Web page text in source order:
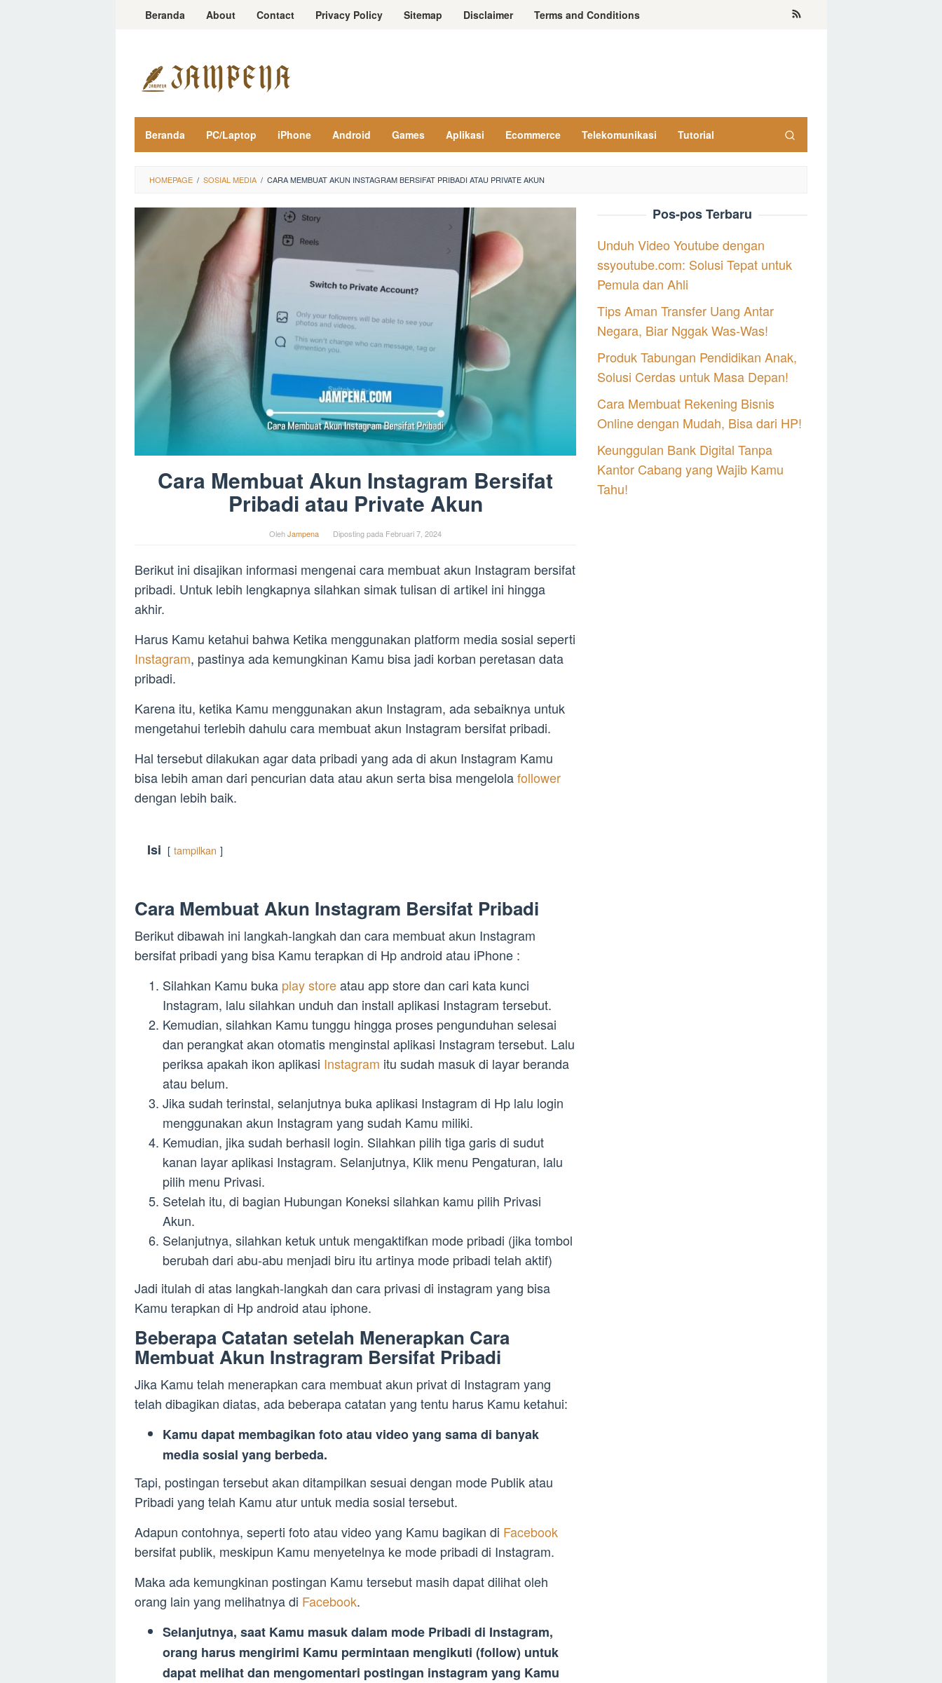
LoncatBeranda About Contact Privacy Policy Sitemap Disclaimer Terms and Conditions
Beranda PC/Laptop iPhone Android Games Aplikasi Ecommerce Telekomunikasi Tutorial
HOMEPAGE / SOSIAL MEDIA / CARA MEMBUAT AKUN INSTAGRAM BERSIFAT PRIBADI ATAU PRIVATE AKUN
Cara Membuat Akun Instagram Bersifat
Pribadi atau Private Akun
OlehJampena Diposting pada Februari 7, 2024
Berikut ini disajikan informasi mengenai cara membuat akun Instagram bersifat
pribadi. Untuk lebih lengkapnya silahkan simak tulisan di artikel ini hingga
akhir.
Harus Kamu ketahui bahwa Ketika menggunakan platform media sosial seperti
Instagram, pastinya ada kemungkinan Kamu bisa jadi korban peretasan data
pribadi.
Karena itu, ketika Kamu menggunakan akun Instagram, ada sebaiknya untuk
mengetahui terlebih dahulu cara membuat akun Instagram bersifat pribadi.
Hal tersebut dilakukan agar data pribadi yang ada di akun Instagram Kamu
bisa lebih aman dari pencurian data atau akun serta bisa mengelolafollower
dengan lebih baik.
Isi tampilkan
Cara Membuat Akun Instagram Bersifat Pribadi
Berikut dibawah ini langkah-langkah dan cara membuat akun Instagram
bersifat pribadi yang bisa Kamu terapkan di Hp android atau iPhone :
Silahkan Kamu buka play storeatau app store dan cari kata kunci
Instagram, lalu silahkan unduh dan install aplikasi Instagram tersebut.
Kemudian, silahkan Kamu tunggu hingga proses pengunduhan selesai
dan perangkat akan otomatis menginstal aplikasi Instagram tersebut. Lalu
periksa apakah ikon aplikasi Instagram itu sudah masuk di layar beranda
atau belum.
Jika sudah terinstal, selanjutnya buka aplikasi Instagram di Hp lalu login
menggunakan akun Instagram yang sudah Kamu miliki.
Kemudian, jika sudah berhasil login. Silahkan pilih tiga garis di sudut
kanan layar aplikasi Instagram. Selanjutnya, Klik menu Pengaturan, lalu
pilih menu Privasi.
Setelah itu, di bagian Hubungan Koneksi silahkan kamu pilih Privasi
Akun.
Selanjutnya, silahkan ketuk untuk mengaktifkan mode pribadi (jika tombol
berubah dari abu-abu menjadi biru itu artinya mode pribadi telah aktif)
Jadi itulah di atas langkah-langkah dan cara privasi di instagram yang bisa
Kamu terapkan di Hp android atau iphone.
Beberapa Catatan setelah Menerapkan Cara
Membuat Akun Instragram Bersifat Pribadi
Jika Kamu telah menerapkan cara membuat akun privat di Instagram yang
telah dibagikan diatas, ada beberapa catatan yang tentu harus Kamu ketahui:
Kamu dapat membagikan foto atau video yang sama di banyak
media sosial yang berbeda.
Tapi, postingan tersebut akan ditampilkan sesuai dengan mode Publik atau
Pribadi yang telah Kamu atur untuk media sosial tersebut.
Adapun contohnya, seperti foto atau video yang Kamu bagikan di Facebook
bersifat publik, meskipun Kamu menyetelnya ke mode pribadi di Instagram.
Maka ada kemungkinan postingan Kamu tersebut masih dapat dilihat oleh
orang lain yang melihatnya di Facebook.
Selanjutnya, saat Kamu masuk dalam mode Pribadi di Instagram,
orang harus mengirimi Kamu permintaan mengikuti (follow) untuk
dapat melihat dan mengomentari postingan instagram yang Kamu
Pos-pos Terbaru
Unduh Video Youtube dengan
ssyoutube.com: Solusi Tepat untuk
Pemula dan Ahli
Tips Aman Transfer Uang Antar
Negara, Biar Nggak Was-Was!
Produk Tabungan Pendidikan Anak,
Solusi Cerdas untuk Masa Depan!
Cara Membuat Rekening Bisnis
Online dengan Mudah, Bisa dari HP!
Keunggulan Bank Digital Tanpa
Kantor Cabang yang Wajib Kamu
Tahu!